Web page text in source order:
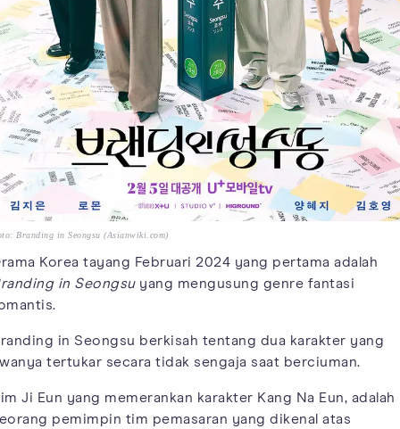
Branding in Seongsu (Asianwiki.com)
Korea tayang Februari 2024 yang pertama adalah
in Seongsuyang mengusung genre fantasi
in Seongsu berkisah tentang dua karakter yang
tertukar secara tidak sengaja saat berciuman.
Ji Eun yang memerankan karakter Kang Na Eun, adalah
pemimpin tim pemasaran yang dikenal atas